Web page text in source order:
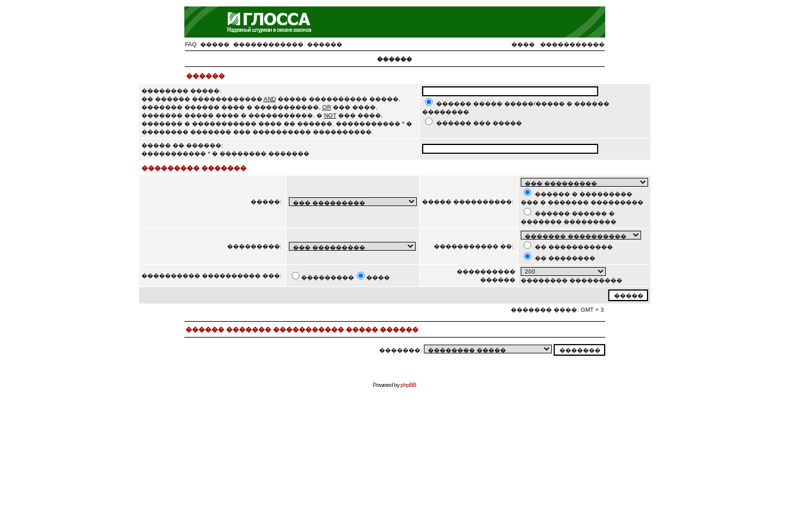
FAQ ����� ������������ ������ ���� �����������
������
������
�������� �����:
�� ������ ������������AND����� ���������� �����,
������� ������ ���� � �����������, OR��� ����,
������� ����� ���� � �����������, � NOT��� ����,
������� � ����������� ���� �� ������. ����������� * �
�������� ������� ��� ���������� ����������.
������ ����� �����/����� � ������
��������
������ ��� �����
����� �� ������:
����������� * � �������� �������
��������� �������
�����: ����� ����������:
������ � ���������
��� � ������� ���������
������ ������ �
������� ���������
���������: ����������� ��:
�� �����������
�� ��������
���������� ���������� ���: ��������� ����
����������
������
�������� ���������
������� ����: GMT + 3
������ ������� ����������� ����� ������
�������:
Powered byphpBB